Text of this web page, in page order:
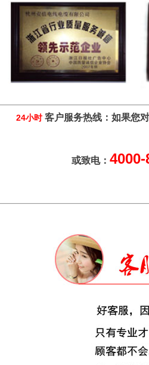
24小时客户服务热线：如果您
或致电： 4000-